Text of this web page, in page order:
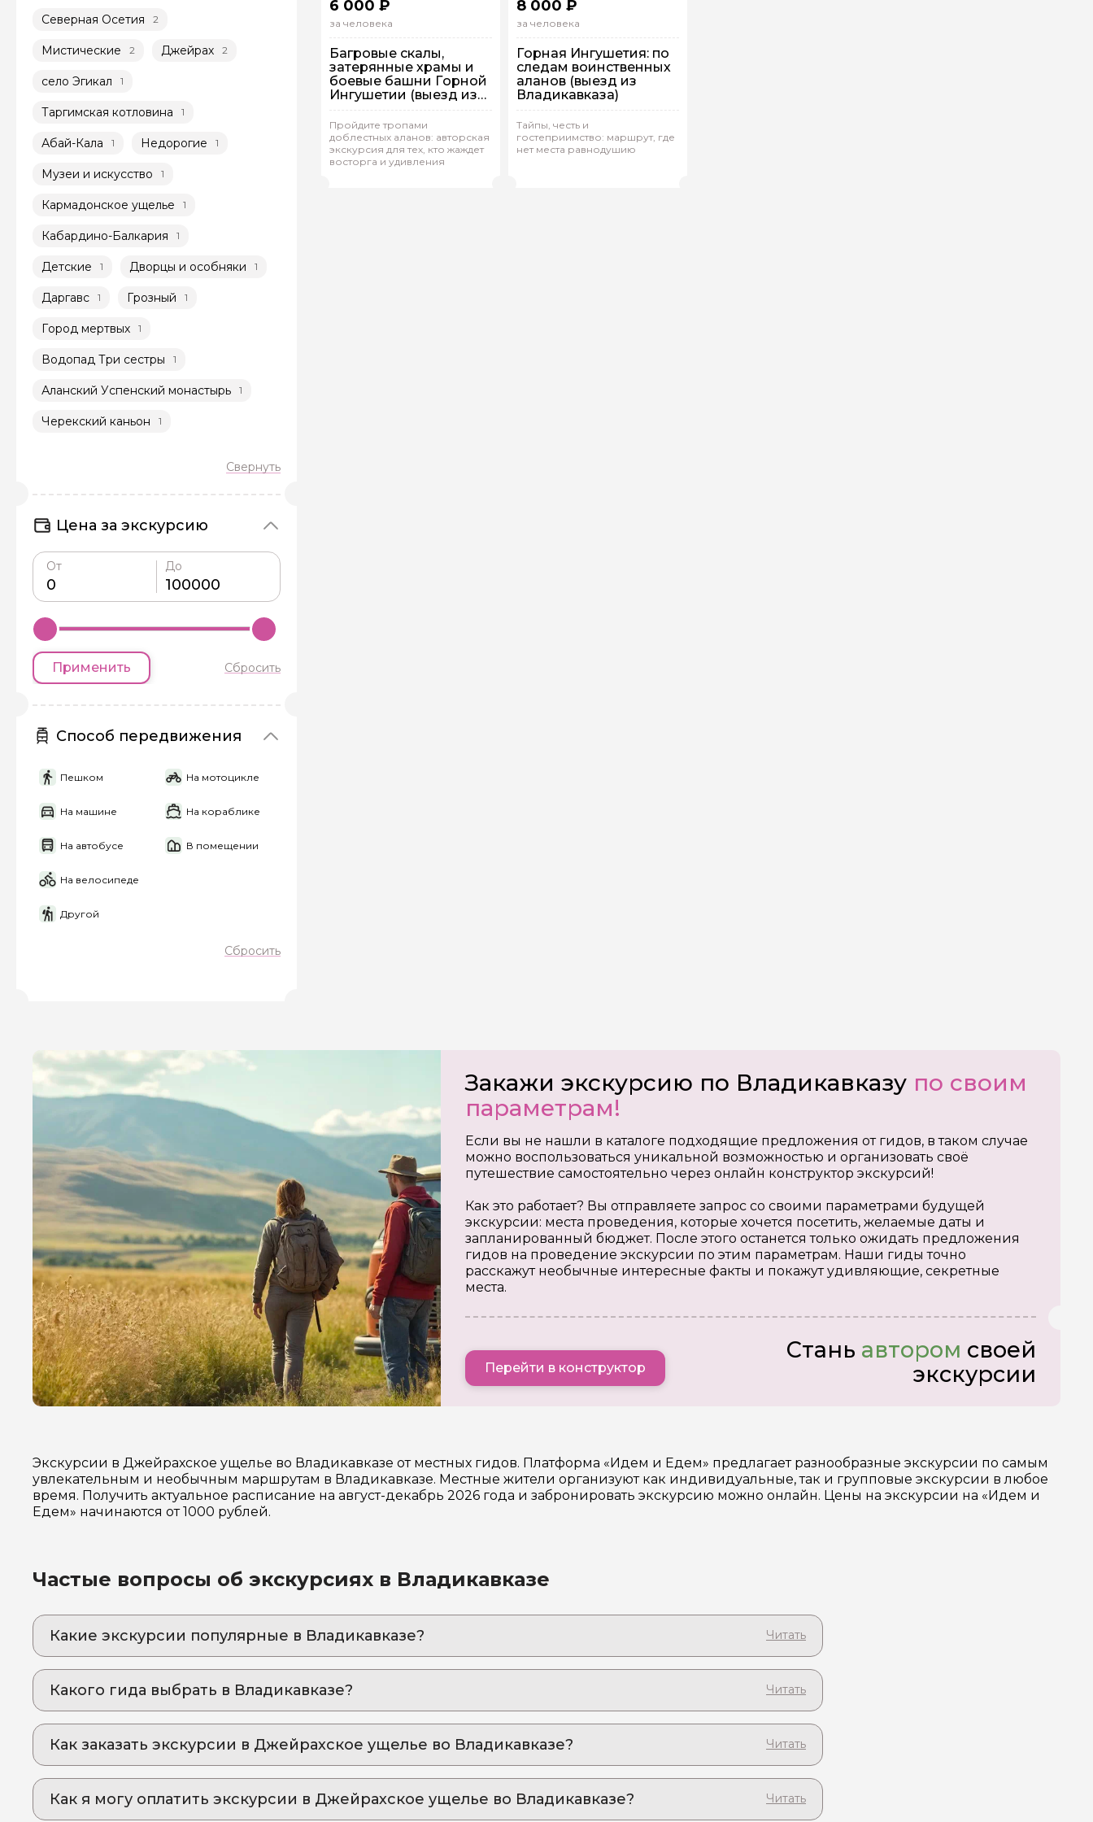
Северная Осетия 2
Мистические 2 Джейрах 2
село Эгикал 1
Таргимская котловина 1
Абай-Кала 1 Недорогие 1
Музеи и искусство 1
Кармадонское ущелье 1
Кабардино-Балкария 1
Детские 1 Дворцы и особняки 1
Даргавс 1 Грозный 1
Город мертвых 1
Водопад Три сестры 1
Аланский Успенский монастырь 1
Черекский каньон 1
Цена за экскурсию
От До
Применить Сбросить
Способ передвижения
Пешком На мотоцикле
На машине На кораблике
На автобусе В помещении
На велосипеде
Другой
Сбросить
6 000 ₽
за человека
Багровые скалы,
затерянные храмы и
боевые башни Горной
Ингушетии (выезд из
Владикавказа)
Пройдите тропами
доблестных аланов: авторская
экскурсия для тех, кто жаждет
восторга и удивления
Михаил.Б 709
Групповая На машине
8 000 ₽
за человека
Горная Ингушетия: по
следам воинственных
аланов (выезд из
Владикавказа)
Тайпы, честь и
гостеприимство: маршрут, где
нет места равнодушию
Индивидуальная
На машине
Закажи экскурсию по Владикавказу по своим
параметрам!
Если вы не нашли в каталоге подходящие предложения от гидов, в таком случае
можно воспользоваться уникальной возможностью и организовать своё
путешествие самостоятельно через онлайн конструктор экскурсий!
Как это работает? Вы отправляете запрос со своими параметрами будущей
экскурсии: места проведения, которые хочется посетить, желаемые даты и
запланированный бюджет. После этого останется только ожидать предложения
гидов на проведение экскурсии по этим параметрам. Наши гиды точно
расскажут необычные интересные факты и покажут удивляющие, секретные
места.
Перейти в конструктор
Стань автором своей
экскурсии
Экскурсии в Джейрахское ущелье во Владикавказе от местных гидов. Платформа «Идем и Едем» предлагает разнообразные экскурсии по самым
увлекательным и необычным маршрутам в Владикавказе. Местные жители организуют как индивидуальные, так и групповые экскурсии в любое
время. Получить актуальное расписание на август-декабрь 2026 года и забронировать экскурсию можно онлайн. Цены на экскурсии на «Идем и
Едем» начинаются от 1000 рублей.
Частые вопросы об экскурсиях в Владикавказе
Какие экскурсии популярные в Владикавказе?
Увлекательное путешествие по Чеченской Республике, где вы увидите её главные достопримечательности.
3. Багровые скалы, затерянные храмы и боевые башни Горной Ингушетии (выезд из Владикавказа)
Пройдите тропами доблестных аланов: авторская экскурсия для тех, кто жаждет восторга и удивления
4. Гастротур "Осетия вне маршрута" : Горная Дигория по тайным уголкам и вкусам
Погрузитесь в сердце Северной Осетии: уникальное путешествие, которое вы не забудете
Какого гида выбрать в Владикавказе?
2. Сослан.Д 854
3. Зарина.А 737
4. Леван.В 567
Как заказать экскурсии в Джейрахское ущелье во Владикавказе?
выберите экскурсию, на которую вы хотите пойти или поехать
Как я могу оплатить экскурсии в Джейрахское ущелье во Владикавказе?
Задайте свой вопрос гиду
Если у вас есть интересующие вопросы, можете их задать
персональных данных
Отправить